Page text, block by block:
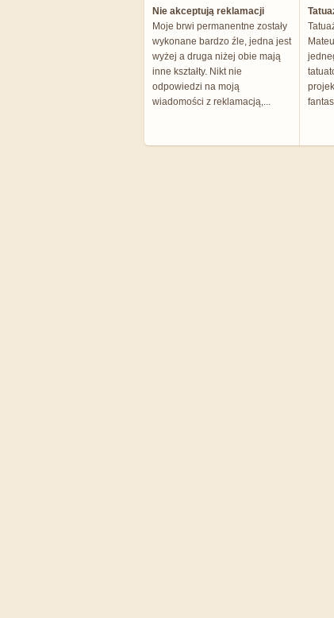
Nie akceptują reklamacji
Moje brwi permanentne zostały
wykonane bardzo źle, jedna jest
wyżej a druga niżej obie mają
inne kształty. Nikt nie
odpowiedzi na moją
wiadomości z reklamacją,...